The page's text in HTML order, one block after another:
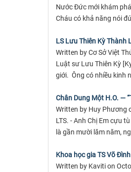
Nước Đức mới khám
Cháu có khả năng nói
LS Lưu Thiên Kỳ Thành
Written by Cơ Sở Việt
Luật sư Lưu Thiên Kỳ
giới. Ông có nhiều kinh
Chân Dung Một H.O. —
Written by Huy Phương
LTS. - Anh Chị Em cựu
là gần mười lăm năm,
Khoa học gia TS Võ
Written by Kaviti on